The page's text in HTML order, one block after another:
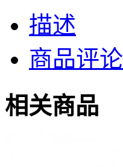
描述
商品评论
相关商品